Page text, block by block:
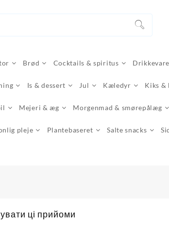
Brød Cocktails & spiritus
Is & dessert Jul Kæledyr Kiks &
Mejeri & æg Morgenmad & smørepålæg
pleje Plantebaseret Salte snacks
ці прийоми